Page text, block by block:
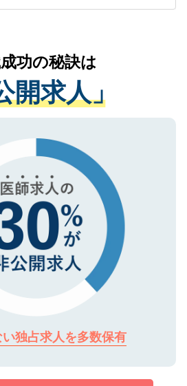
個人データはご本人の許可
の取り扱いについての厳密な
たした事業者のみに付与され
シーマークを取得済みです。
に関してもご安心ください。
現在の医療機関の状況や紹介
ながら、適切なアドバイスを
きます。すぐにご転職をされ
長期的なサポートが可能です
登録ください。
功の秘訣は
開求人」
独占求人を多数保有